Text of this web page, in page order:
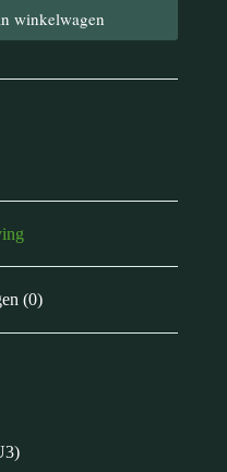
winkelwagen
(0)